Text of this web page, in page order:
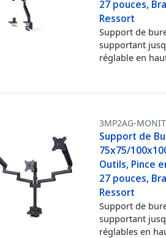
27 pouces,
Ressort
Support de
supportant
réglable en
3MP2AG-
Support de
75x75/
Outils, Pince
27 pouces,
Ressort
Support de
supportant
réglables en